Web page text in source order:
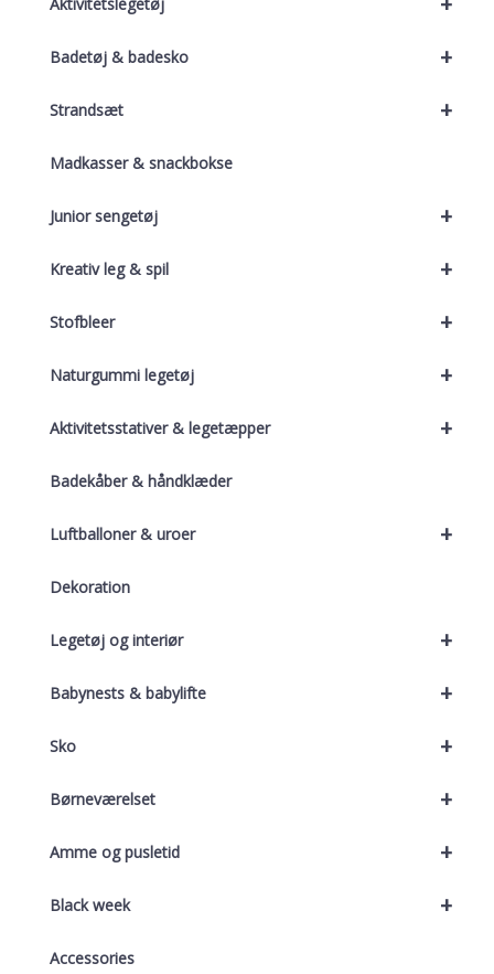
+
Badetøj & badesko
+
Strandsæt
Madkasser & snackbokse
+
Junior sengetøj
+
Kreativ leg & spil
+
Stofbleer
+
Naturgummi legetøj
+
Aktivitetsstativer & legetæpper
Badekåber & håndklæder
+
Luftballoner & uroer
Dekoration
+
Legetøj og interiør
+
Babynests & babylifte
+
Sko
+
Børneværelset
+
Amme og pusletid
+
Black week
Accessories